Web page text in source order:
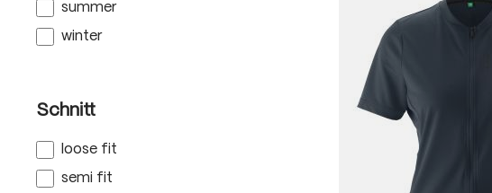
summer
winter
Schnitt
loose fit
semi fit